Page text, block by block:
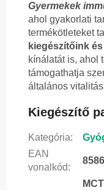
Gyermekek
ahol gyakorlati
termékötleteket
kiegészítőink
kínálatát is, ahol
támogathatja
általános
Kiegészítő
Kategória:
EAN
vonalkód: